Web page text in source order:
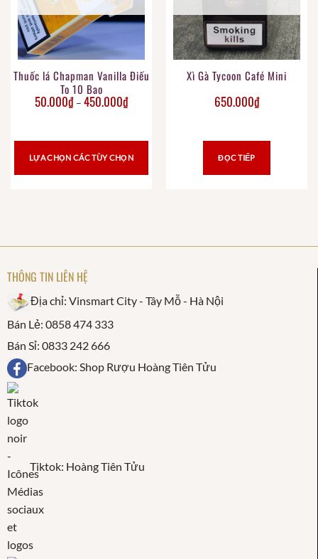
Thuốc lá Chapman Vanilla Điếu
To 10 Bao
50.000₫ – 450.000₫
LỰA CHỌN CÁC TÙY CHỌN
Xì Gà Tycoon Café Mini
650.000₫
ĐỌC TIẾP
THÔNG TIN LIÊN HỆ
Địa chỉ: Vinsmart City - Tây Mỗ - Hà Nội
Bán Lẻ: 0858 474 333
Bán Sỉ: 0833 242 666
Facebook: Shop Rượu Hoàng Tiên Tửu
Tiktok: Hoàng Tiên Tửu